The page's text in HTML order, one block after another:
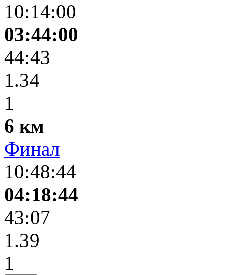
10:14:00
03:44:00
44:43
1.34
1
6 км
Финал
10:48:44
04:18:44
43:07
1.39
1